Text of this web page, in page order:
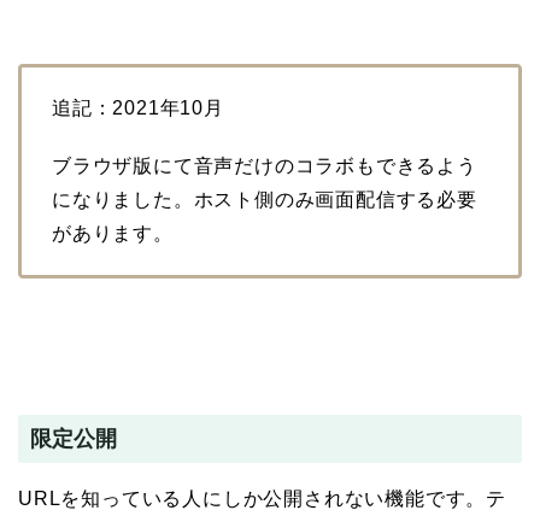
追記：2021年10月
ブラウザ版にて音声だけのコラボもできるよう
になりました。ホスト側のみ画面配信する必要
があります。
限定公開
URLを知っている人にしか公開されない機能です。テ